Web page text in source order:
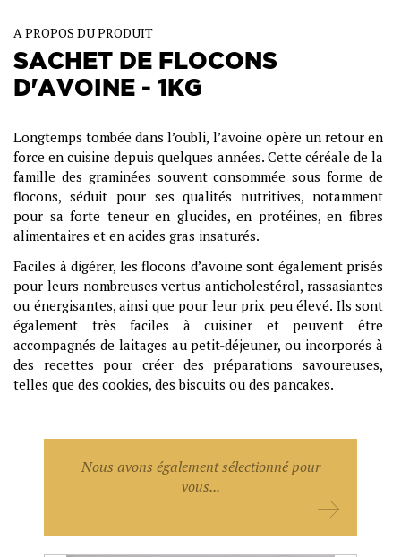
A PROPOS DU PRODUIT
SACHET DE FLOCONS
D'AVOINE - 1KG
Longtemps tombée dans l’oubli, l’avoine opère un retour en
force en cuisine depuis quelques années. Cette céréale de la
famille des graminées souvent consommée sous forme de
flocons, séduit pour ses qualités nutritives, notamment
pour sa forte teneur en glucides, en protéines, en fibres
alimentaires et en acides gras insaturés.
Faciles à digérer, les flocons d’avoine sont également prisés
pour leurs nombreuses vertusanticholestérol, rassasiantes
ou énergisantes, ainsi que pour leur prix peu élevé. Ils sont
également très faciles à cuisiner et peuvent être
accompagnés de laitages au petit-déjeuner, ou incorporés à
des recettes pour créer des préparations savoureuses,
telles que des cookies, des biscuits ou des pancakes.
Nous avons également sélectionné pour
vous...